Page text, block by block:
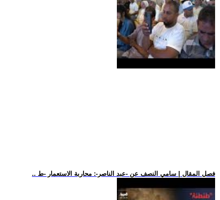
.. فصل المقال | سامي النصف عن -عبد الناصر-: محاربة الاستعمار -ط